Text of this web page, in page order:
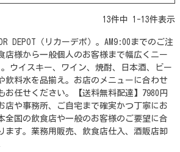
13件中 1 -13件表示
DEPOT（リカーデポ）。AM9:00までのご注
店様から一般個人のお客様まで幅広くニー
ウイスキー、ワイン、焼酎、日本酒、ビー
飲料水を品揃え。お店のメニューに合わせ
お任せください。【送料無料配達】7980円
店や事務所、ご自宅まで確実かつ丁寧にお
全国の飲食店や一般のお客様のご要望に合
ます。業務用販売、飲食店仕入、酒販店卸